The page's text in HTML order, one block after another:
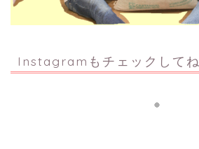
Instagramもチェックしてね